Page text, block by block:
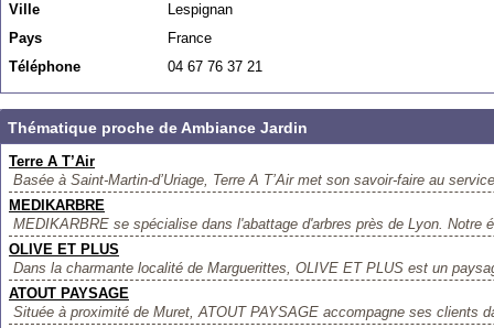
Ville
Lespignan
Pays
France
Téléphone
04 67 76 37 21
Thématique proche de Ambiance Jardin
Terre A T’Air
Basée à Saint-Martin-d’Uriage, Terre A T’Air met son savoir-faire au
MEDIKARBRE
MEDIKARBRE se spécialise dans l'abattage d'arbres près de Lyon. Notre
OLIVE ET PLUS
Dans la charmante localité de Marguerittes, OLIVE ET PLUS est un
ATOUT PAYSAGE
Située à proximité de Muret, ATOUT PAYSAGE accompagne ses clients